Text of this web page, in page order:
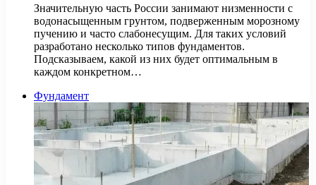
Значительную часть России занимают низменности с
водонасыщенным грунтом, подверженным морозному
пучению и часто слабонесущим. Для таких условий
разработано несколько типов фундаментов.
Подсказываем, какой из них будет оптимальным в
каждом конкретном…
Фундамент